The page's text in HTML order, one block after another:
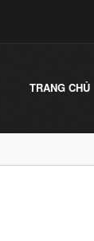
TRANG CHỦ